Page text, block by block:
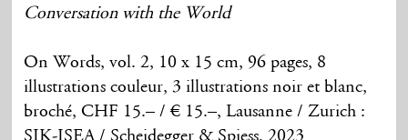
Conversation with the World
On Words, vol. 2, 10 x 15 cm, 96 pages, 8
illustrations couleur, 3 illustrations noir et blanc,
broché, CHF 15.– / € 15.–, Lausanne / Zurich :